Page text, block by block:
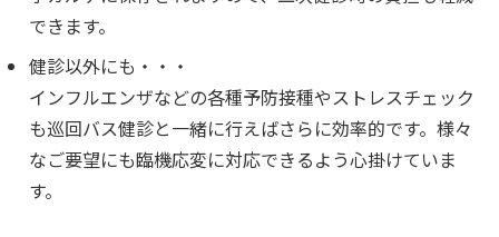
できます。
健診以外にも・・・
インフルエンザなどの各種予防接種やストレスチェック
も巡回バス健診と一緒に行えばさらに効率的です。様々
なご要望にも臨機応変に対応できるよう心掛けていま
す。